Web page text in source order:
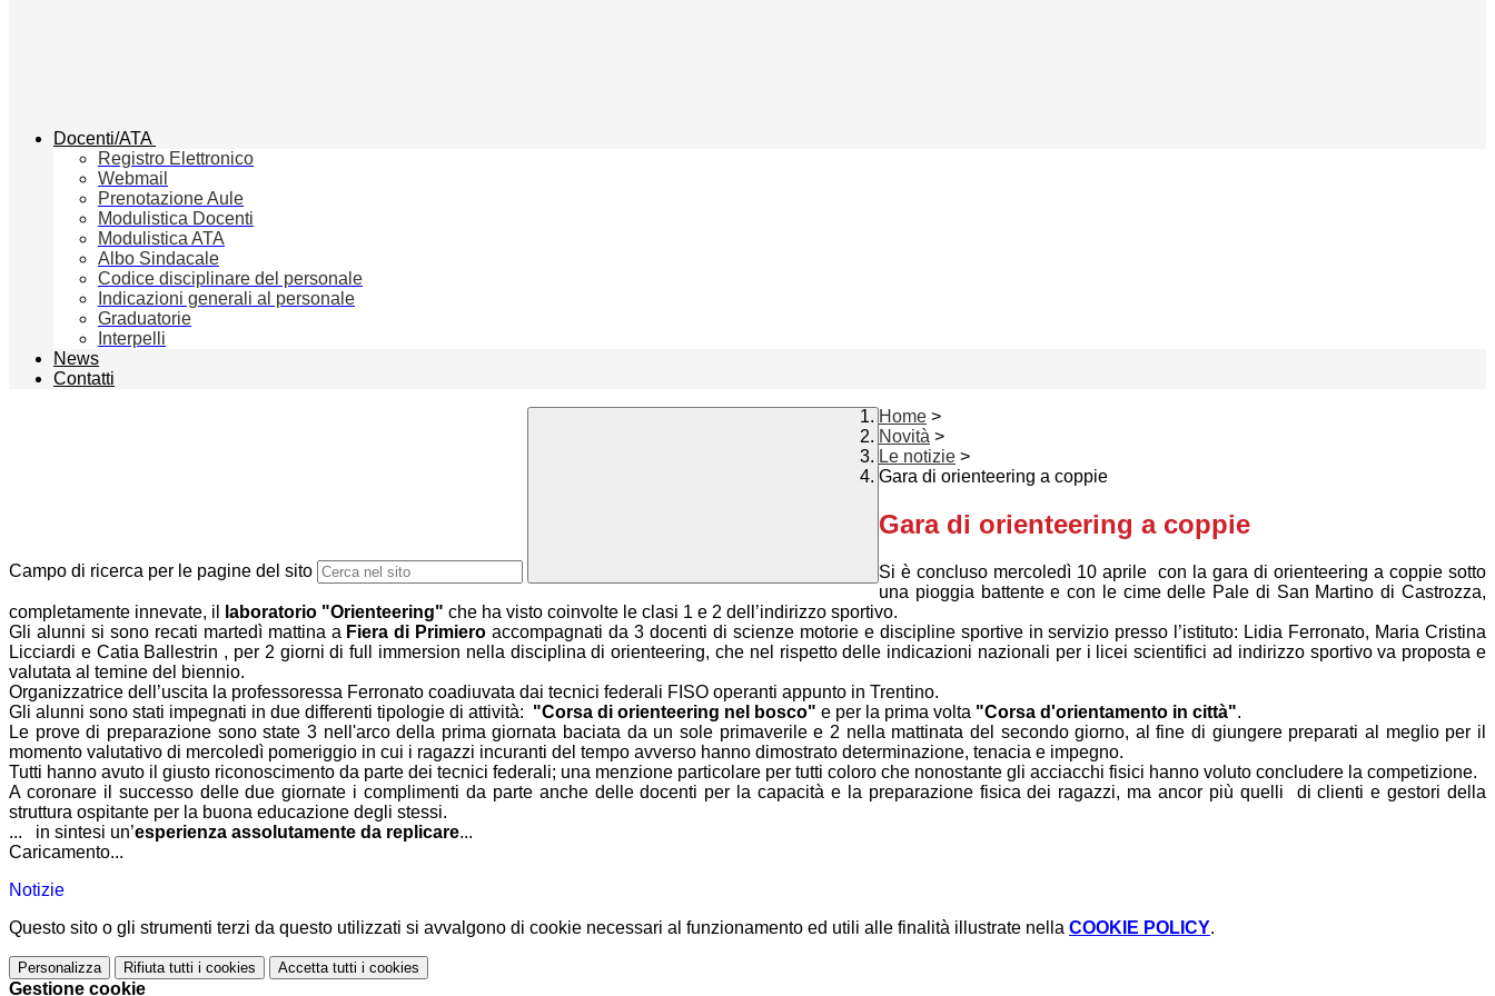
Docenti/ATA
Registro Elettronico
Webmail
Prenotazione Aule
Modulistica Docenti
Modulistica ATA
Albo Sindacale
Codice disciplinare del personale
Indicazioni generali al personale
Graduatorie
Interpelli
News
Contatti
Campo di ricerca per le pagine del sito
Home >
Novità >
Le notizie >
Gara di orienteering a coppie
Gara di orienteering a coppie
Si è concluso mercoledì 10 aprile con la gara di orienteering a coppie sotto
una pioggia battente e con le cime delle Pale di San Martino di Castrozza,
completamente innevate, il
laboratorio "Orienteering" che ha visto coinvolte le clasi 1 e 2 dell’indirizzo sportivo.
Gli alunni si sono recati martedì mattina a Fiera di Primiero accompagnati da 3 docenti di scienze motorie e discipline sportive in servizio presso l’istituto: Lidia Ferronato, Maria Cristina
Licciardi e Catia Ballestrin , per 2 giorni di full immersion nella disciplina di orienteering, che nel rispetto delle indicazioni nazionali per i licei scientifici ad indirizzo sportivo va proposta e
valutata al temine del biennio.
Organizzatrice dell’uscita la professoressa Ferronato coadiuvata dai tecnici federali FISO operanti appunto in Trentino.
Gli alunni sono stati impegnati in due differenti tipologie di attività: "Corsa di orienteering nel bosco" e per la prima volta "Corsa d'orientamento in città".
Le prove di preparazione sono state 3 nell'arco della prima giornata baciata da un sole primaverile e 2 nella mattinata del secondo giorno, al fine di giungere preparati al meglio per il
momento valutativo di mercoledì pomeriggio in cui i ragazzi incuranti del tempo avverso hanno dimostrato determinazione, tenacia e impegno.
Tutti hanno avuto il giusto riconoscimento da parte dei tecnici federali; una menzione particolare per tutti coloro che nonostante gli acciacchi fisici hanno voluto concludere la competizione.
A coronare il successo delle due giornate i complimenti da parte anche delle docenti per la capacità e la preparazione fisica dei ragazzi, ma ancor più quelli di clienti e gestori della
struttura ospitante per la buona educazione degli stessi.
... in sintesi un’esperienza assolutamente da replicare...
Caricamento...
Notizie
Questo sito o gli strumenti terzi da questo utilizzati si avvalgono di cookie necessari al funzionamento ed utili alle finalità illustrate nella COOKIE POLICY.
Personalizza Rifiuta tutti i cookies Accetta tutti i cookies
Gestione cookie